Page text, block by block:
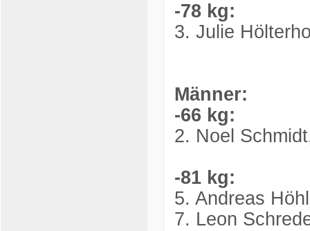
-78 kg:
3. Julie
Männer:
-66 kg:
2. Noel
-81 kg:
5. Andreas
7. Leon